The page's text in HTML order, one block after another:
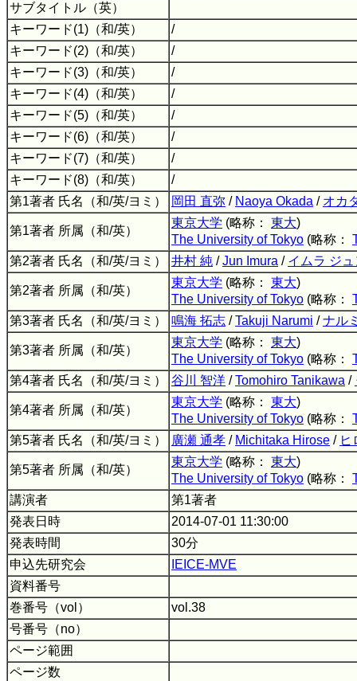
サブタイトル（英）
キーワード(1)（和/英）
/
キーワード(2)（和/英）
/
キーワード(3)（和/英）
/
キーワード(4)（和/英）
/
キーワード(5)（和/英）
/
キーワード(6)（和/英）
/
キーワード(7)（和/英）
/
キーワード(8)（和/英）
/
第1著者 氏名（和/英/ヨミ）
岡田 直弥 / Naoya Okada / オカ
第1著者 所属（和/英）
東京大学 (略称： 東大)
The University of Tokyo (略称：
第2著者 氏名（和/英/ヨミ）
井村 純 /Jun Imura / イムラ ジ
第2著者 所属（和/英）
東京大学 (略称： 東大)
The University of Tokyo (略称：
第3著者 氏名（和/英/ヨミ）
鳴海 拓志 /Takuji Narumi /ナル
第3著者 所属（和/英）
東京大学 (略称： 東大)
The University of Tokyo (略称：
第4著者 氏名（和/英/ヨミ）
谷川 智洋 /Tomohiro Tanikawa /
第4著者 所属（和/英）
東京大学 (略称： 東大)
The University of Tokyo (略称：
第5著者 氏名（和/英/ヨミ）
廣瀬 通孝 / Michitaka Hirose / ヒ
第5著者 所属（和/英）
東京大学 (略称： 東大)
The University of Tokyo (略称：
講演者
第1著者
発表日時
2014-07-01 11:30:00
発表時間
30分
申込先研究会
IEICE-MVE
資料番号
巻番号（vol）
vol.38
号番号（no）
ページ範囲
ページ数